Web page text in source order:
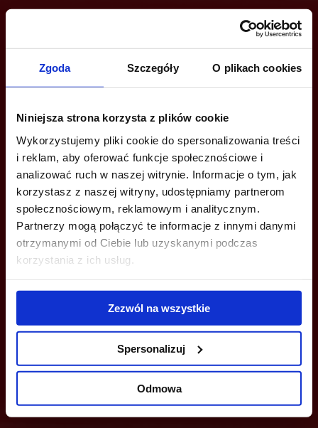
Zgoda Szczegóły O plikach cookies
Niniejsza strona korzysta z plików cookie
Wykorzystujemy pliki cookie do spersonalizowania treści
i reklam, aby oferować funkcje społecznościowe i
analizować ruch w naszej witrynie. Informacje o tym, jak
korzystasz z naszej witryny, udostępniamy partnerom
społecznościowym, reklamowym i analitycznym.
Partnerzy mogą połączyć te informacje z innymi danymi
otrzymanymi od Ciebie lub uzyskanymi podczas
korzystania z ich usług.
Zezwól na wszystkie
Spersonalizuj
Odmowa
Jesteś zainteresowany tą ofertą?
ZADZWOŃ I DOWIEDZ SIĘ WIĘCEJ
info@bazabiur.pl
MOŻESZ TEŻ ZOSTAWIĆ SWÓJ NUMER, A MY SKONTAKTUJEMY SIĘ
Z TOBĄ
Wyślij